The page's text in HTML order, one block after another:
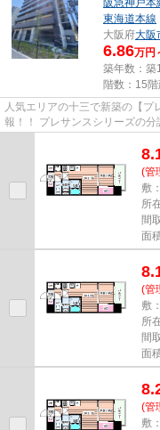
阪急神戸本
東海道本線
大阪府大阪
6.86万円
築年数：築
階数：15階
人気エリアの十三で新築の【
報！！ プレサンスシリーズの
(管
敷
所
間
面
(管
敷
所
間
面
(管
敷